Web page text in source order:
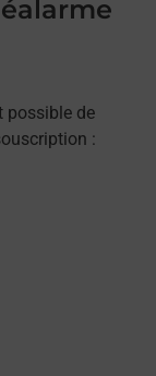
possible de
: